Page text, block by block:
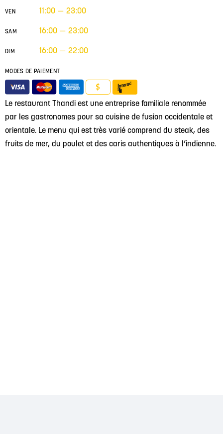
Le restaurant Thandi est une entreprise familiale renommée
par les gastronomes pour sa cuisine de fusion occidentale et
orientale. Le menu qui est très varié comprend du steak, des
fruits de mer, du poulet et des caris authentiques à l’indienne.
VEN 11:00 — 23:00
SAM 16:00 — 23:00
DIM 16:00 — 22:00
MODES DE PAIEMENT
$